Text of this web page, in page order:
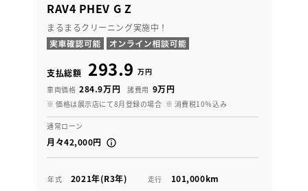
RAV4 PHEV G Z
まるまるクリーニング実施中！
支払総額 293.9 万円
車両価格 284.9万円 諸費用 9万円
※ 価格は展示店にて8月登録の場合 ※ 消費税10％込み
通常ローン
月々42,000円
年式 2021年(R3年) 走行 101,000km